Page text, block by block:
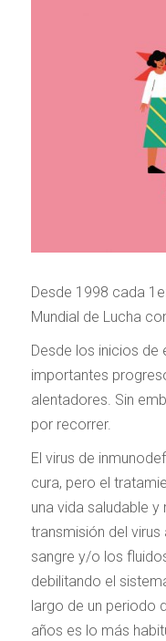
Desde 1998 cada
Mundial de Lucha
Desde los inicios de
importantes
alentadores. Sin
por recorrer.
El virus de
cura, pero el
una vida saludable
transmisión del
sangre y/o los
debilitando el
largo de un periodo
años es lo más